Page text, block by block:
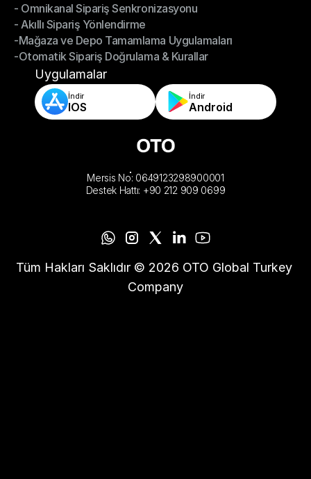
Omnichannel Yönetimi
- Omnikanal Sipariş Senkronizasyonu
- Omnikanal Sipariş Senkronizasyonu
- Akıllı Sipariş Yönlendirme
- Akıllı Sipariş Yönlendirme
-Mağaza ve Depo Tamamlama Uygulamaları
-Mağaza ve Depo Tamamlama Uygulamaları
-Otomatik Sipariş Doğrulama & Kurallar
-Otomatik Sipariş Doğrulama & Kurallar
Uygulamalar
İndir
IOS
İndir
Android
Mersis No: 0649123298900001
Destek Hattı: +90 212 909 0699
Tüm Hakları Saklıdır © 2026 OTO Global Turkey
Company